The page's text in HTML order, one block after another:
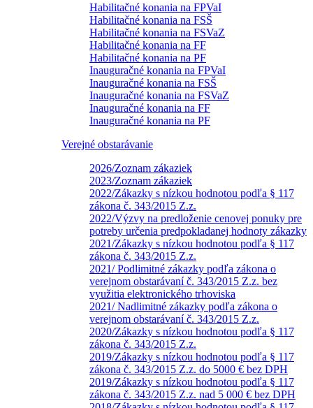
Habilitačné konania na FPVaI
Habilitačné konania na FSŠ
Habilitačné konania na FSVaZ
Habilitačné konania na FF
Habilitačné konania na PF
Inauguračné konania na FPVaI
Inauguračné konania na FSŠ
Inauguračné konania na FSVaZ
Inauguračné konania na FF
Inauguračné konania na PF
Verejné obstarávanie
2026/Zoznam zákaziek
2023/Zoznam zákaziek
2022/Zákazky s nízkou hodnotou podľa § 117
zákona č. 343/2015 Z.z.
2022/Výzvy na predloženie cenovej ponuky pre
potreby určenia predpokladanej hodnoty zákazky
2021/Zákazky s nízkou hodnotou podľa § 117
zákona č. 343/2015 Z.z.
2021/ Podlimitné zákazky podľa zákona o
verejnom obstarávaní č. 343/2015 Z.z. bez
využitia elektronického trhoviska
2021/ Nadlimitné zákazky podľa zákona o
verejnom obstarávaní č. 343/2015 Z.z.
2020/Zákazky s nízkou hodnotou podľa § 117
zákona č. 343/2015 Z.z.
2019/Zákazky s nízkou hodnotou podľa § 117
zákona č. 343/2015 Z.z. do 5000 € bez DPH
2019/Zákazky s nízkou hodnotou podľa § 117
zákona č. 343/2015 Z.z. nad 5 000 € bez DPH